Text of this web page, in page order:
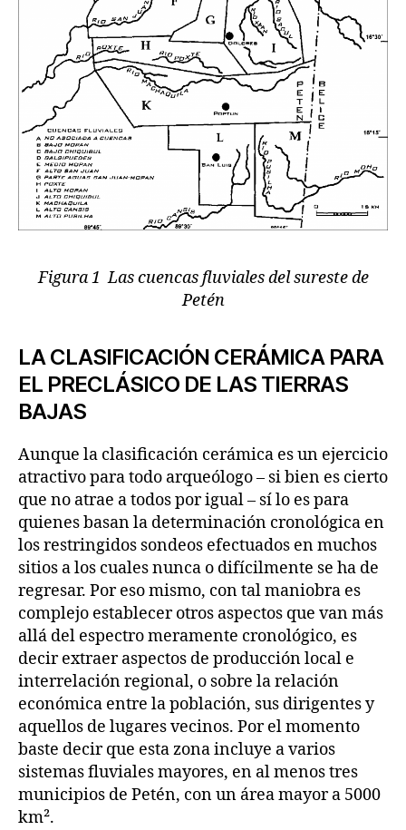
Figura 1 Las cuencas fluviales del sureste de
Petén
LA CLASIFICACIÓN CERÁMICA PARA
EL PRECLÁSICO DE LAS TIERRAS
BAJAS
Aunque la clasificación cerámica es un ejercicio
atractivo para todo arqueólogo – si bien es cierto
que no atrae a todos por igual – sí lo es para
quienes basan la determinación cronológica en
los restringidos sondeos efectuados en muchos
sitios a los cuales nunca o difícilmente se ha de
regresar. Por eso mismo, con tal maniobra es
complejo establecer otros aspectos que van más
allá del espectro meramente cronológico, es
decir extraer aspectos de producción local e
interrelación regional, o sobre la relación
económica entre la población, sus dirigentes y
aquellos de lugares vecinos. Por el momento
baste decir que esta zona incluye a varios
sistemas fluviales mayores, en al menos tres
municipios de Petén, con un área mayor a 5000
km².